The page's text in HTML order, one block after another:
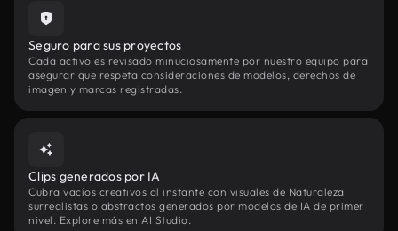
Seguro para sus proyectos
Cada activo es revisado minuciosamente por nuestro equipo para
asegurar que respeta consideraciones de modelos, derechos de
imagen y marcas registradas.
Clips generados por IA
Cubra vacíos creativos al instante con visuales de Naturaleza
surrealistas o abstractos generados por modelos de IA de primer
nivel. Explore más en AI Studio.